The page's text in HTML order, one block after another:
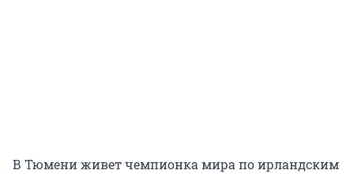
В Тюмени живет чемпионка мира по ирландским